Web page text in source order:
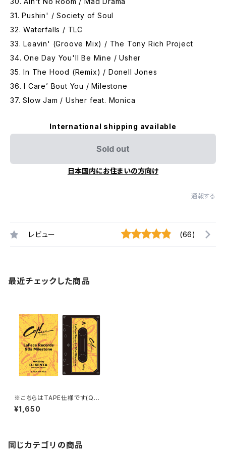
31. Pushin' / Society of Soul
32. Waterfalls / TLC
33. Leavin' (Groove Mix) / The Tony Rich Project
34. One Day You'll Be Mine / Usher
35. In The Hood (Remix) / Donell Jones
36. I Care’ Bout You / Milestone
37. Slow Jam / Usher feat. Monica
International shipping available
Sold out
日本国内にお住まいの方向け
通報する
レビュー (66)
最近チェックした商品
※こちらはTAPE仕様です(QR
コード付き)。Study Mix vol.6
-La Face Records 90s Mil
¥1,650
同じカテゴリの商品